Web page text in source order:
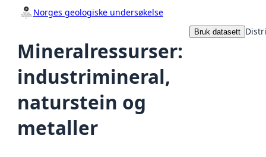
Norges geologiske undersøkelse
Mineralressurser:
industrimineral,
naturstein og
metaller
Bruk datasett